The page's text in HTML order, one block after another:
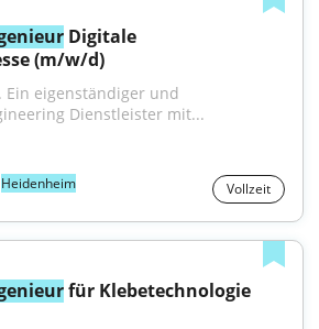
Digitale
(m/w/d)
eigenständiger und
Dienstleister mit...
Heidenheim Vollzeit
für Klebetechnologie